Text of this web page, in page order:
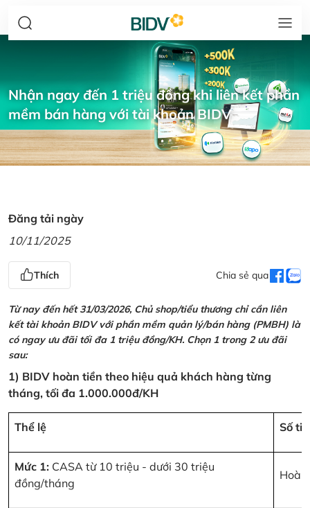
Nhận ngay đến 1 triệu đồng khi liên kết phần
mềm bán hàng với tài khoản BIDV
Đăng tải ngày
10/11/2025
Thích Chia sẻ qua
Từ nay đến hết 31/03/2026, Chủ shop/tiểu thương chỉ cần liên
kết tài khoản BIDV với phần mềm quản lý/bán hàng (PMBH) là
có ngay ưu đãi tối đa 1 triệu đồng/KH. Chọn 1 trong 2 ưu đãi
sau:
1) BIDV hoàn tiền theo hiệu quả khách hàng từng
tháng, tối đa 1.000.000đ/KH
Thể lệ Số
Mức 1: CASA từ 10 triệu - dưới 30 triệu
đồng/tháng